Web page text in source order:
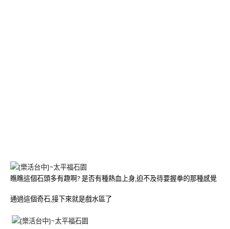
瞧瞧這個石頭多有趣啊? 是否有種熱血上身,迫不及待要握拳的那種感覺
通過這個奇石,接下來就是戲水區了